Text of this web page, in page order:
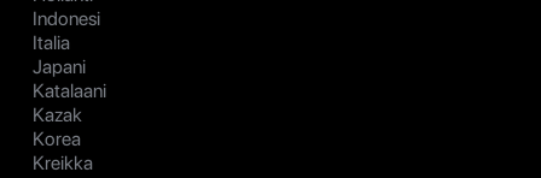
Indonesi
Italia
Japani
Katalaani
Kazak
Korea
Kreikka